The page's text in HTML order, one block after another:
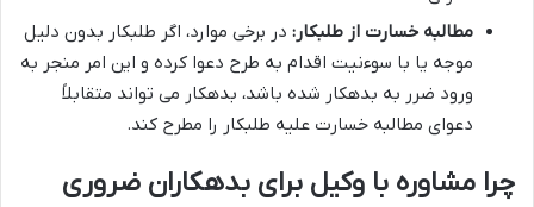
مطالبه خسارت از طلبکار: در برخی موارد، اگر طلبکار بدون دلیل
موجه یا با سوءنیت اقدام به طرح دعوا کرده و این امر منجر به
ورود ضرر به بدهکار شده باشد، بدهکار می تواند متقابلاً
دعوای مطالبه خسارت علیه طلبکار را مطرح کند.
چرا مشاوره با وکیل برای بدهکاران ضروری